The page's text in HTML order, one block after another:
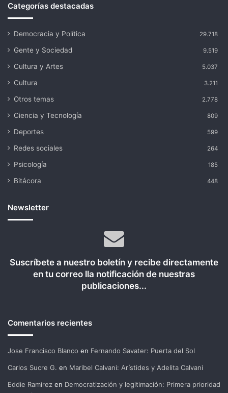
Categorías destacadas
Democracia y Política 29.718
Gente y Sociedad 9.519
Cultura y Artes 5.037
Cultura 3.211
Otros temas 2.778
Ciencia y Tecnología 809
Deportes 599
Redes sociales 264
Psicología 185
Bitácora 448
Newsletter
Suscríbete a nuestro boletín y recibe directamente
en tu correo lla notificación de nuestras
publicaciones...
Comentarios recientes
Jose Francisco Blanco en Fernando Savater: Puerta del Sol
Carlos Sucre G. en Maribel Calvani: Arístides y Adelita Calvani
Eddie Ramirez en Democratización y legitimación: Primera prioridad